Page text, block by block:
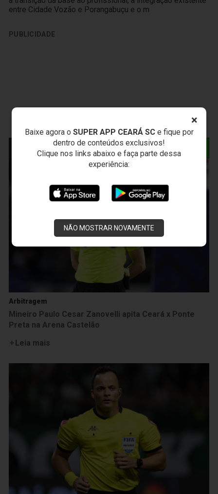
×
Baixe agora o SUPER APP CEARÁ SCe fique por
dentro de conteúdos exclusivos!
Clique nos links abaixo e faça parte dessa
experiência:
NÃO MOSTRAR NOVAMENTE
entre Cidade Vozão e Porangabuçu e o m
PUBLICIDADE
NOTÍCIAS RELACIONADAS
Arbitragem
Mineiro Paulo Cesar Zanovelli apita Ceará x Ponte
Preta na Arena Castelão
Leia mais